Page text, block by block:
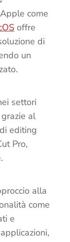
come
offre
di
un
settori
al
editing
Pro,
alla
come
e